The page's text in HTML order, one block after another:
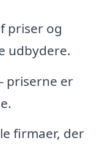
priser og
udbydere.
priserne er
firmaer, der